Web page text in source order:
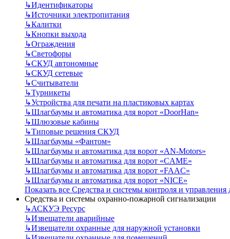
↳Идентификаторы
↳Источники электропитания
↳Калитки
↳Кнопки выхода
↳Ограждения
↳Светофоры
↳СКУД автономные
↳СКУД сетевые
↳Считыватели
↳Турникеты
↳Устройства для печати на пластиковых картах
↳Шлагбаумы и автоматика для ворот «DoorHan»
↳Шлюзовые кабины
↳Типовые решения СКУД
↳Шлагбаумы «Фантом»
↳Шлагбаумы и автоматика для ворот «AN-Motors»
↳Шлагбаумы и автоматика для ворот «CAME»
↳Шлагбаумы и автоматика для ворот «FAAC»
↳Шлагбаумы и автоматика для ворот «NICE»
Показать все Средства и системы контроля и управления
Средства и системы охранно-пожарной сигнализации
↳АСКУЭ Ресурс
↳Извещатели аварийные
↳Извещатели охранные для наружной установки